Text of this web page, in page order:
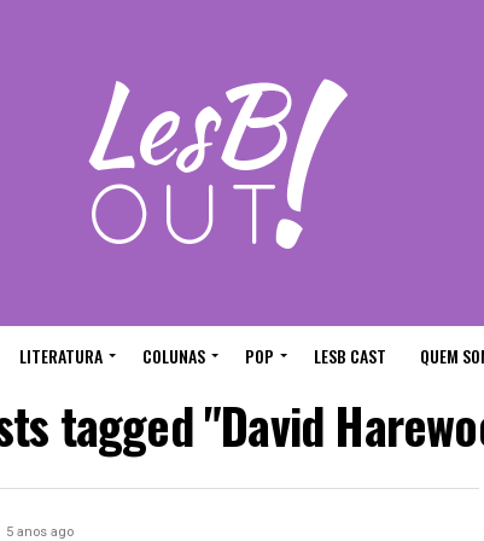
LITERATURA COLUNAS POP LESB CAST QUEM
tagged "David
5 anos ago